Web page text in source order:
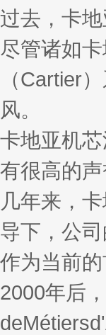
过去，卡
尽管诸如
（Cartier
风。
卡地亚机
有很高的声
几年来，
导下，公
作为当前
2000年后